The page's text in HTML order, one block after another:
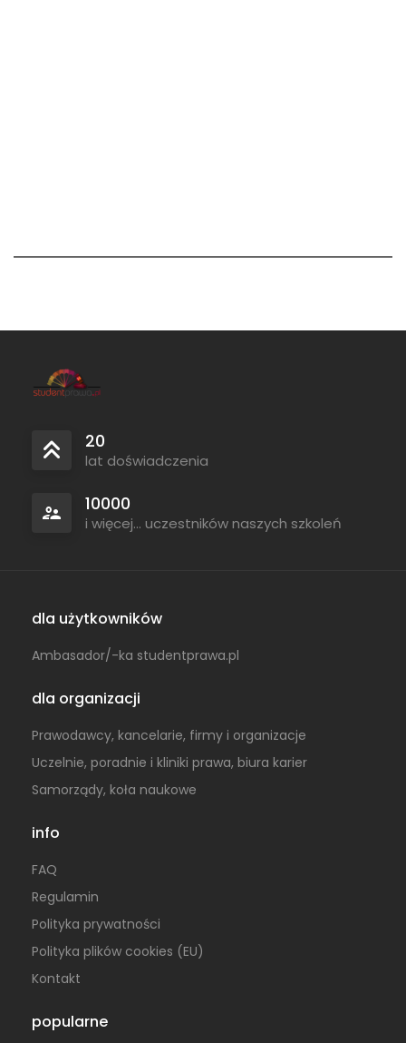
20
lat doświadczenia
10000
i więcej... uczestników naszych szkoleń
dla użytkowników
Ambasador/-ka studentprawa.pl
dla organizacji
Prawodawcy, kancelarie, firmy i organizacje
Uczelnie, poradnie i kliniki prawa, biura karier
Samorządy, koła naukowe
info
FAQ
Regulamin
Polityka prywatności
Polityka plików cookies (EU)
Kontakt
popularne